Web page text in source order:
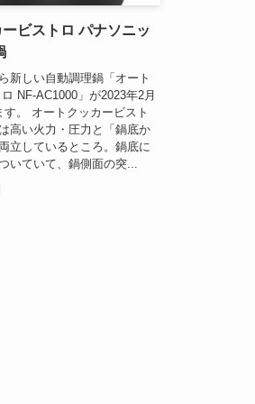
ビストロ パナソニッ
新しい自動調理鍋「オート
NF-AC1000」が2023年2月
す。 オートクッカービスト
高い火力・圧力と「鍋底か
立しているところ。鍋底に
いていて、鍋側面の突...